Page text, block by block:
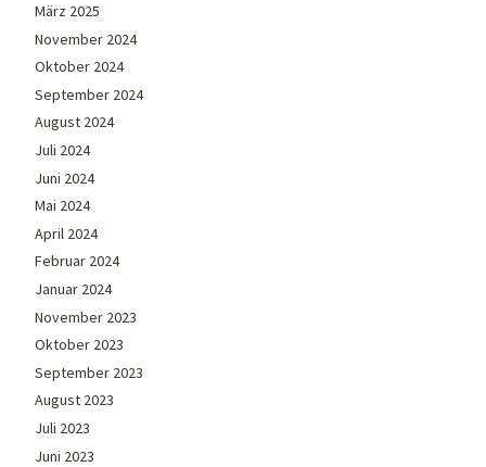
März 2025
November 2024
Oktober 2024
September 2024
August 2024
Juli 2024
Juni 2024
Mai 2024
April 2024
Februar 2024
Januar 2024
November 2023
Oktober 2023
September 2023
August 2023
Juli 2023
Juni 2023